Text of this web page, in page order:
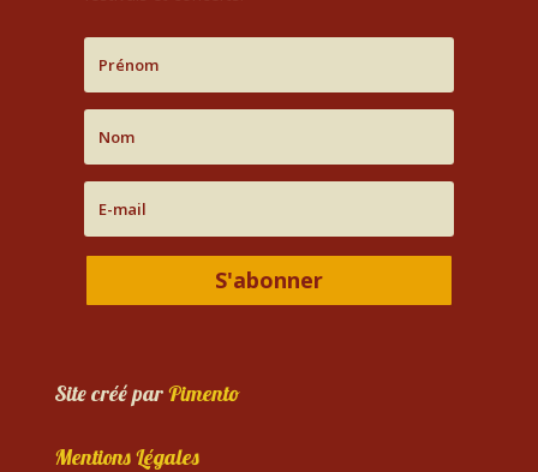
S'abonner
Site créé parPimento
Mentions Légales